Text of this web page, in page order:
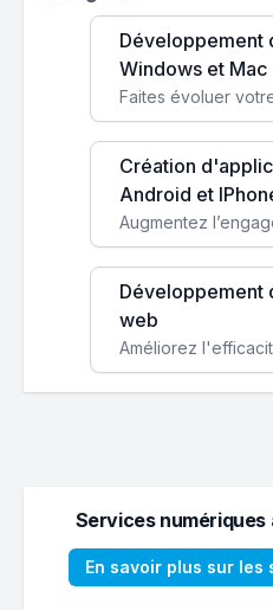
Développement
Windows et Mac
Création
Android et
Développement
web
Services
En savoir plus sur les